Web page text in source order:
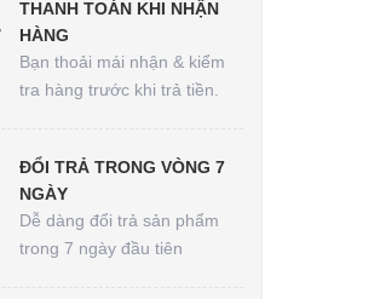
THANH TOÁN KHI NHẬN
HÀNG
Bạn thoải mái nhận & kiểm
tra hàng trước khi trả tiền.
ĐỔI TRẢ TRONG VÒNG 7
NGÀY
Dễ dàng đổi trả sản phẩm
trong 7 ngày đầu tiên